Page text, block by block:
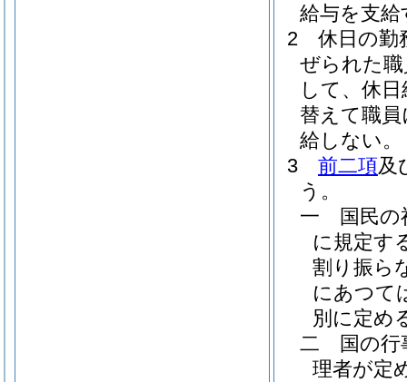
給与を支給
2
休日の勤
ぜられた
して、休
替えて職
給しない。
3
前二項及
う。
一
国民
に規定す
割り振ら
にあつて
別に定め
二
国の
理者が定